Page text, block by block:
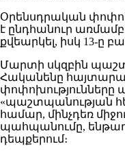
Օրենսդրական
է ընդհանուր
քվեարկել, իսկ 13-ը
Մարտի սկզբին
Հականենը
փոփոխությունները
«պաշտպանության
համար, մինչդեռ
պահպանումը,
դեպքերում։